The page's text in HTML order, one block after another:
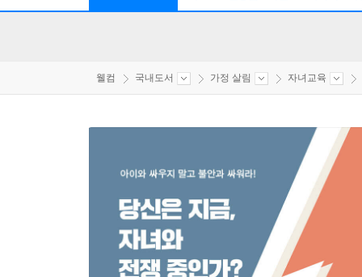
웰컴 국내도서 가정 살림 자녀교육